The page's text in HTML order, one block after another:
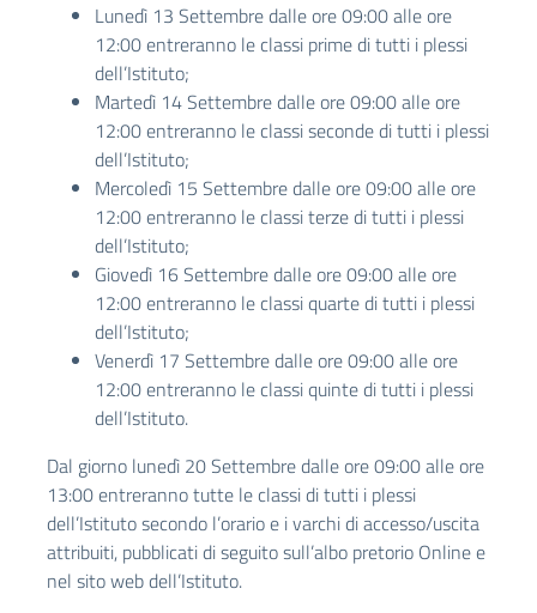
Lunedì 13 Settembre dalle ore 09:00 alle ore
12:00 entreranno le classi prime di tutti i plessi
dell’Istituto;
Martedì 14 Settembre dalle ore 09:00 alle ore
12:00 entreranno le classi seconde di tutti i plessi
dell’Istituto;
Mercoledì 15 Settembre dalle ore 09:00 alle ore
12:00 entreranno le classi terze di tutti i plessi
dell’Istituto;
Giovedì 16 Settembre dalle ore 09:00 alle ore
12:00 entreranno le classi quarte di tutti i plessi
dell’Istituto;
Venerdì 17 Settembre dalle ore 09:00 alle ore
12:00 entreranno le classi quinte di tutti i plessi
dell’Istituto.
Dal giorno lunedì 20 Settembre dalle ore 09:00 alle ore
13:00 entreranno tutte le classi di tutti i plessi
dell’Istituto secondo l’orario e i varchi di accesso/uscita
attribuiti, pubblicati di seguito sull’albo pretorio Online e
nel sito web dell’Istituto.